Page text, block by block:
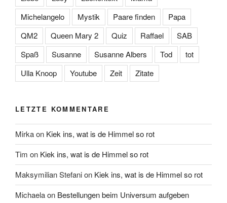
Michelangelo
Mystik Paare finden
Papa
QM2
Queen Mary 2 Quiz Raffael
SAB
Spaß
Susanne Susanne Albers Tod
tot
Ulla Knoop
Youtube Zeit Zitate
LETZTE KOMMENTARE
Mirkaon Kiek ins, wat is de Himmel so rot
Tim on Kiek ins, wat is de Himmel so rot
Maksymilian Stefanion Kiek ins, wat is de Himmel so rot
Michaelaon Bestellungen beim Universum aufgeben